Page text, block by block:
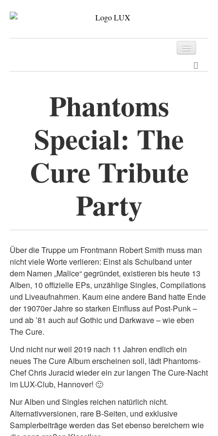
Kontakt
Phantoms
Special: The
Cure Tribute
Party
Über die Truppe um Frontmann Robert Smith muss man
nicht viele Worte verlieren: Einst als Schulband unter
dem Namen „Malice“ gegründet, existieren bis heute 13
Alben, 10 offizielle EPs, unzählige Singles, Compilations
und Liveaufnahmen. Kaum eine andere Band hatte Ende
der 19070er Jahre so starken Einfluss auf Post-Punk –
und ab ’81 auch auf Gothic und Darkwave – wie eben
The Cure.
Und nicht nur weil 2019 nach 11 Jahren endlich ein
neues The Cure Album erscheinen soll, lädt Phantoms-
Chef Chris Juracid wieder ein zur langen The Cure-Nacht
im LUX-Club, Hannover! 🙂
Nur Alben und Singles reichen natürlich nicht.
Alternativversionen, rare B-Seiten, und exklusive
Samplerbeiträge werden das Set ebenso bereichern wie